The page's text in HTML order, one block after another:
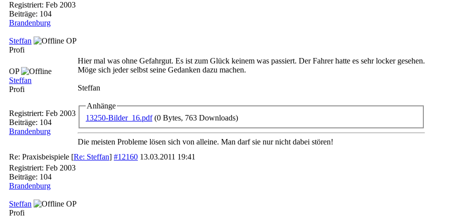
Registriert: Feb 2003
Beiträge: 104
Brandenburg
Steffan
OP
Profi
OP
Steffan
Profi
Registriert: Feb 2003
Beiträge: 104
Brandenburg
Hier mal was ohne Gefahrgut. Es ist zum Glück keinem was passiert. Der Fahrer hatte es sehr locker gesehen.
Möge sich jeder selbst seine Gedanken dazu machen.
Steffan
Anhänge
13250-Bilder_16.pdf (0 Bytes, 763 Downloads)
Die meisten Probleme lösen sich von alleine. Man darf sie nur nicht dabei stören!
Re: Praxisbeispiele [Re: Steffan] #12160 13.03.2011 19:41
Registriert: Feb 2003
Beiträge: 104
Brandenburg
Steffan
OP
Profi